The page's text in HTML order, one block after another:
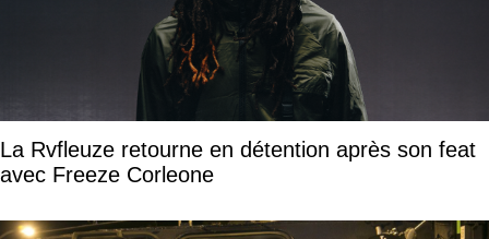
La Rvfleuze retourne en détention après son feat
avec Freeze Corleone